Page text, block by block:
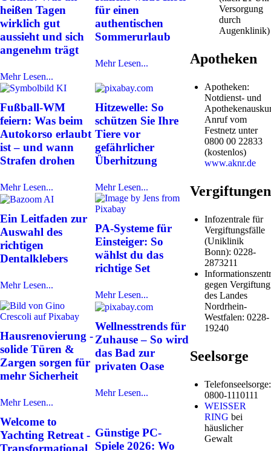
heißen Tagen
wirklich gut
aussieht und sich
angenehm trägt
Mehr Lesen...
für einen
authentischen
Sommerurlaub
Mehr Lesen...
Fußball-WM
feiern: Was beim
Autokorso erlaubt
ist – und wann
Strafen drohen
Mehr Lesen...
Hitzewelle: So
schützen Sie Ihre
Tiere vor
gefährlicher
Überhitzung
Mehr Lesen...
Ein Leitfaden zur
Auswahl des
richtigen
Dentalklebers
Mehr Lesen...
PA-Systeme für
Einsteiger: So
wählst du das
richtige Set
Mehr Lesen...
Hausrenovierung -
solide Türen &
Zargen sorgen für
mehr Sicherheit
Mehr Lesen...
Wellnesstrends für
Zuhause – So wird
das Bad zur
privaten Oase
Mehr Lesen...
Welcome to
Yachting Retreat - Günstige PC-
Spiele 2026: Wo
Versorgung
durch
Augenklinik)
Apotheken
Apotheken:
Notdienst- und
Anruf vom
Festnetz unter
0800 00 22833
(kostenlos)
www.aknr.de
Vergiftungen
Infozentrale für
Vergiftungsfälle
(Uniklinik
Bonn): 0228-
2873211
gegen Vergiftung
des Landes
Nordrhein-
Westfalen: 0228-
19240
Seelsorge
Telefonseelsorge:
0800-1110111
WEISSER
RING bei
häuslicher
Gewalt